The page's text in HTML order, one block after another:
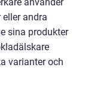
andra
sina produkter
varianter och